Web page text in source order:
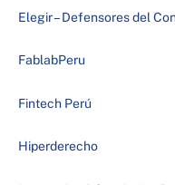
Elegir – Defensores del
FablabPeru
Fintech Perú
Hiperderecho